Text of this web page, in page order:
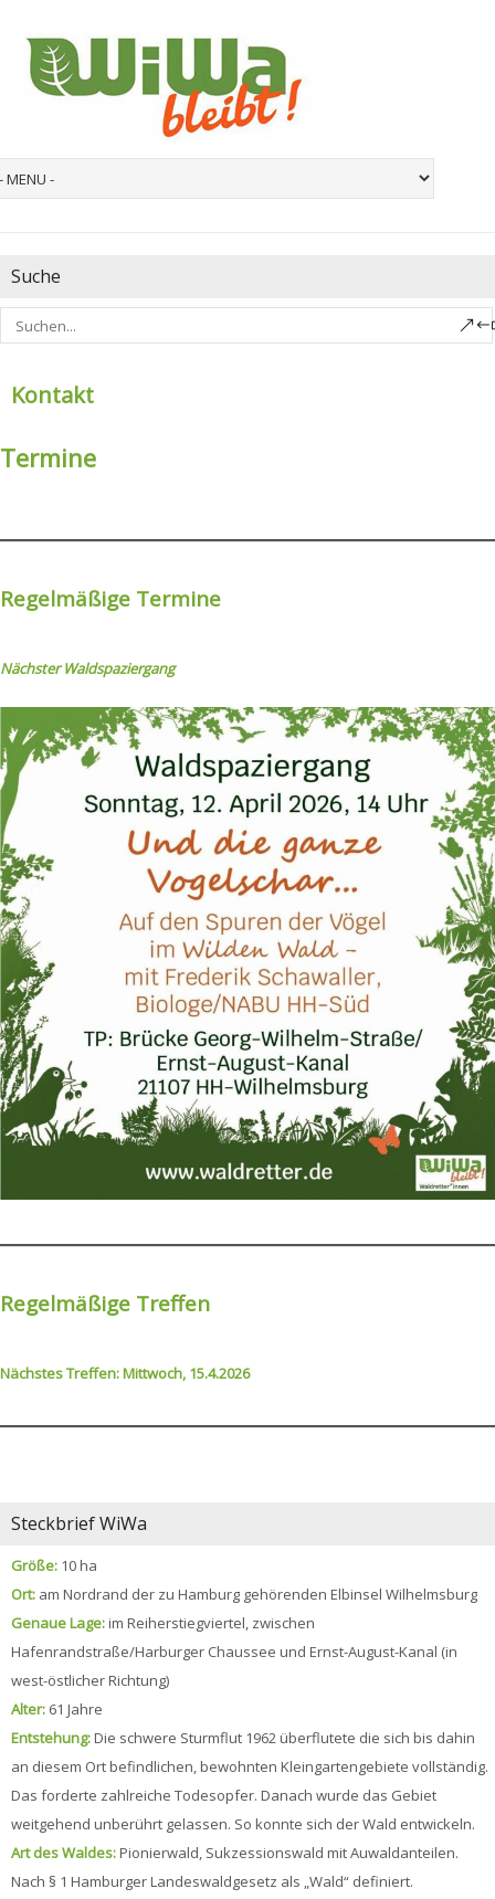
Suche
Kontakt
Termine
Regelmäßige Termine
Nächster Waldspaziergang
Regelmäßige Treffen
Nächstes Treffen: Mittwoch, 15.4.2026
Steckbrief WiWa
Größe: 10 ha
Ort: am Nordrand der zu Hamburg gehörenden Elbinsel Wilhelmsburg
Genaue Lage:im Reiherstiegviertel, zwischen
Hafenrandstraße/Harburger Chaussee und Ernst-August-Kanal (in
west-östlicher Richtung)
Alter: 61 Jahre
Entstehung:Die schwere Sturmflut 1962 überflutete die sich bis dahin
an diesem Ort befindlichen, bewohnten Kleingartengebiete vollständig.
Das forderte zahlreiche Todesopfer. Danach wurde das Gebiet
weitgehend unberührt gelassen. So konnte sich der Wald entwickeln.
Art des Waldes:Pionierwald, Sukzessionswald mit Auwaldanteilen.
Nach § 1 Hamburger Landeswaldgesetz als „Wald“ definiert.